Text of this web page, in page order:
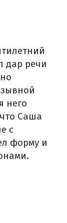
дар речи
него
Саша
с
форму и